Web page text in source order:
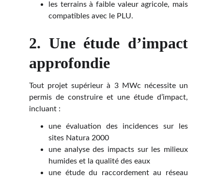
les terrains à faible valeur agricole, mais
compatibles avec le PLU.
2. Une étude d’impact
approfondie
Tout projet supérieur à 3 MWc nécessite un
permis de construire et une étude d’impact,
incluant :
une évaluation des incidences sur les
sites Natura 2000
une analyse des impacts sur les milieux
humides et la qualité des eaux
une étude du raccordement au réseau